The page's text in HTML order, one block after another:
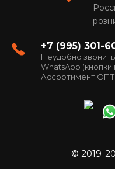
+7 (995) 301-
Неудобно
WhatsApp (кнопки
Ассортимент
© 2019-